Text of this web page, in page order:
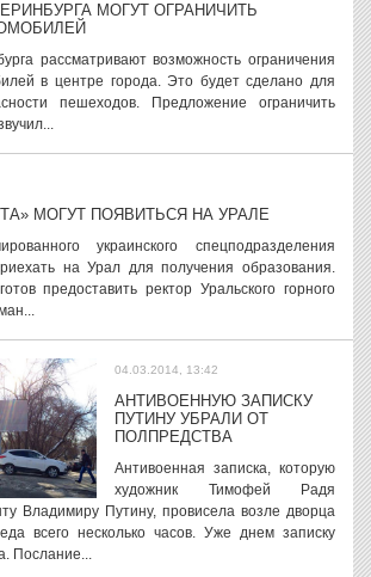
МОГУТ ОГРАНИЧИТЬ
рассматривают возможность ограничения
в центре города. Это будет сделано для
пешеходов. Предложение ограничить
МОГУТ ПОЯВИТЬСЯ НА УРАЛЕ
украинского спецподразделения
на Урал для получения образования.
предоставить ректор Уральского горного
04.03.2014, 13:42
АНТИВОЕННУЮ ЗАПИСКУ
ПУТИНУ УБРАЛИ ОТ
ПОЛПРЕДСТВА
Антивоенная записка, которую
художник Тимофей Радя
Владимиру Путину, провисела возле дворца
всего несколько часов. Уже днем записку
Послание...